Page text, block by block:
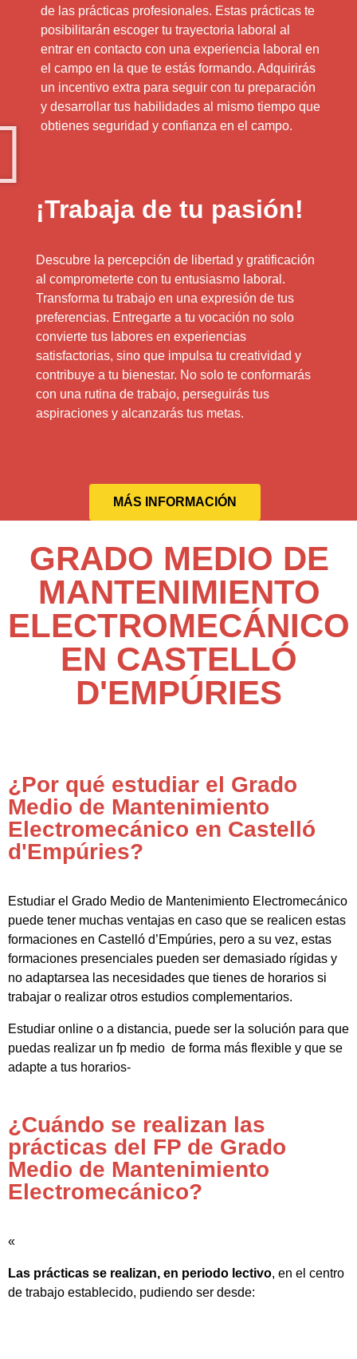
de las prácticas profesionales. Estas prácticas te
posibilitarán escoger tu trayectoria laboral al
entrar en contacto con una experiencia laboral en
el campo en la que te estás formando. Adquirirás
un incentivo extra para seguir con tu preparación
y desarrollar tus habilidades al mismo tiempo que
obtienes seguridad y confianza en el campo.
¡Trabaja de tu pasión!
Descubre la percepción de libertad y gratificación
al comprometerte con tu entusiasmo laboral.
Transforma tu trabajo en una expresión de tus
preferencias. Entregarte a tu vocación no solo
convierte tus labores en experiencias
satisfactorias, sino que impulsa tu creatividad y
contribuye a tu bienestar. No solo te conformarás
con una rutina de trabajo, perseguirás tus
aspiraciones y alcanzarás tus metas.
MÁS INFORMACIÓN
GRADO MEDIO DE
MANTENIMIENTO
ELECTROMECÁNICO
EN CASTELLÓ
D'EMPÚRIES
¿Por qué estudiar el Grado
Medio de Mantenimiento
Electromecánico en Castelló
d'Empúries?
Estudiar el Grado Medio de Mantenimiento Electromecánico
puede tener muchas ventajas en caso que se realicen estas
formaciones en Castelló d’Empúries, pero a su vez, estas
formaciones presenciales pueden ser demasiado rígidas y
no adaptarsea las necesidades que tienes de horarios si
trabajar o realizar otros estudios complementarios.
Estudiar online o a distancia, puede ser la solución para que
puedas realizar un fp medio de forma más flexible y que se
adapte a tus horarios-
¿Cuándo se realizan las
prácticas del FP de Grado
Medio de Mantenimiento
Electromecánico?
«
Las prácticas se realizan, en periodo lectivo, en el centro
de trabajo establecido, pudiendo ser desde: